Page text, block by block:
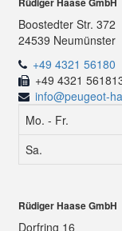
Boostedter Str. 372
24539 Neumünster
+49 4321 56180
+49 4321
info@peugeot-
Mo. - Fr.
Sa.
Rüdiger Haase GmbH
Dorfring 16